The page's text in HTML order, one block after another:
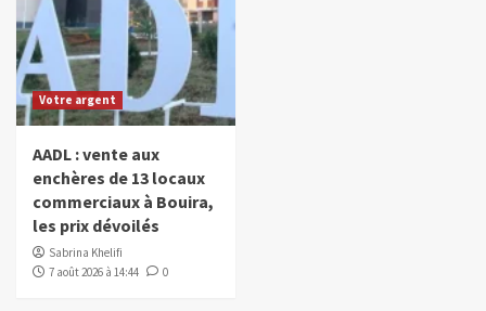
Votre argent
AADL : vente aux
enchères de 13 locaux
commerciaux à Bouira,
les prix dévoilés
Sabrina Khelifi
7 août 2026 à 14:44
0